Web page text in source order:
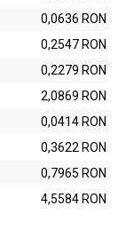
0,0636 RON
0,2547 RON
0,2279 RON
2,0869 RON
0,0414 RON
0,3622 RON
0,7965 RON
4,5584 RON